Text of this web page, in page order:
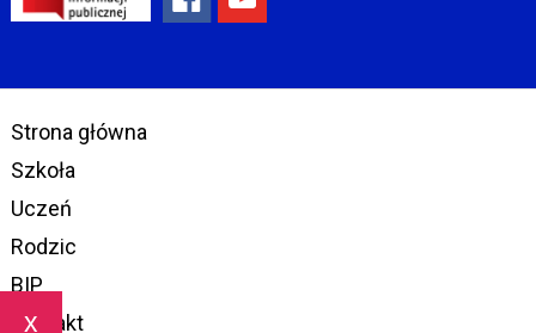
x
Strona główna
Szkoła
Uczeń
Rodzic
BIP
Kontakt